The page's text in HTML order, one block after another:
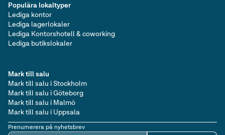
Populära lokaltyper
Lediga kontor
Lediga lagerlokaler
Lediga Kontorshotell & coworking
Lediga butikslokaler
Mark till salu
Mark till salu i Stockholm
Mark till salu i Göteborg
Mark till salu i Malmö
Mark till salu i Uppsala
Prenumerera på nyhetsbrev